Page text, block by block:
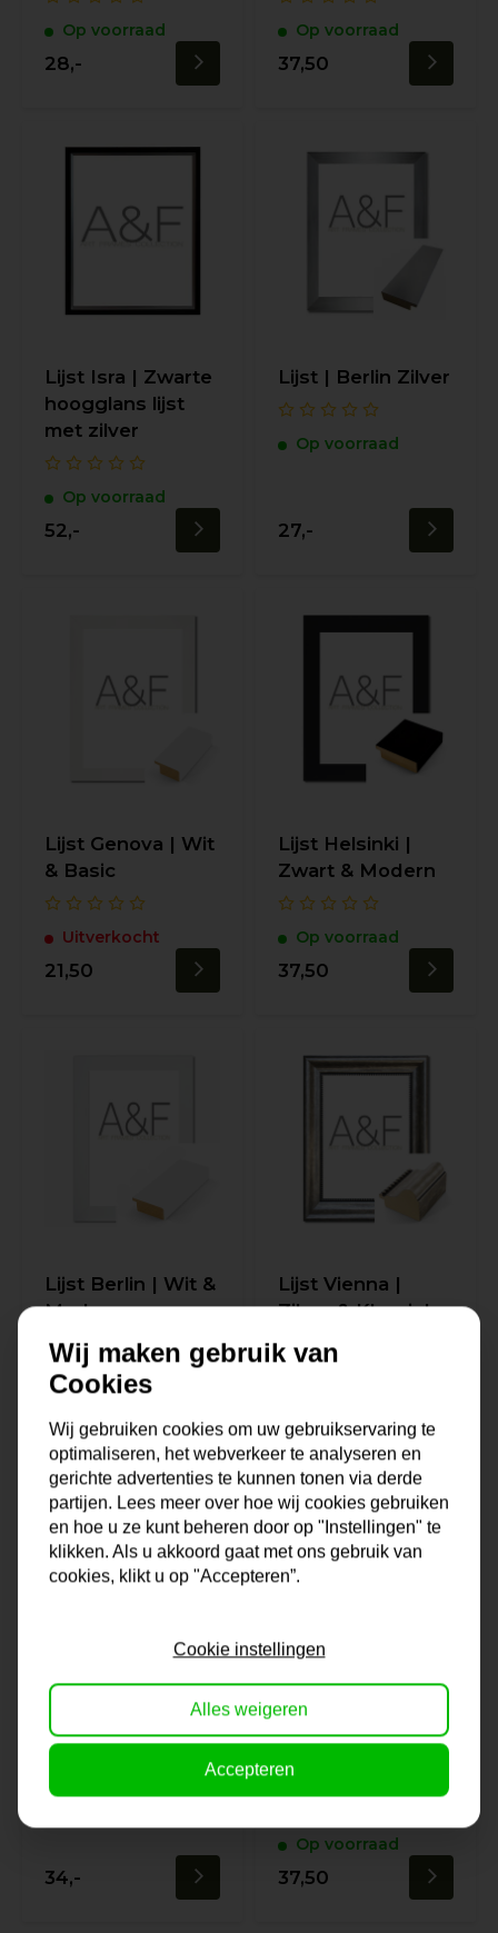
Op voorraad
28,-
Op voorraad
37,50
Lijst Isra | Zwarte
hoogglans lijst
met zilver
Op voorraad
52,-
Lijst | Berlin Zilver
Op voorraad
27,-
Lijst Genova | Wit
& Basic
Uitverkocht
21,50
Lijst Helsinki |
Zwart & Modern
Op voorraad
37,50
Lijst Berlin | Wit &
Modern
Op voorraad
Lijst Vienna |
Zilver & Klassiek
Lijst Cuneo | Wit
& Modern
34,-
Champagnekleur
& Modern
Op voorraad
37,50
Wij maken gebruik van
Cookies
Wij gebruiken cookies om uw gebruikservaring te
optimaliseren, het webverkeer te analyseren en
gerichte advertenties te kunnen tonen via derde
partijen. Lees meer over hoe wij cookies gebruiken
en hoe u ze kunt beheren door op "Instellingen" te
klikken. Als u akkoord gaat met ons gebruik van
cookies, klikt u op "Accepteren”.
Cookie instellingen
Alles weigeren
Accepteren